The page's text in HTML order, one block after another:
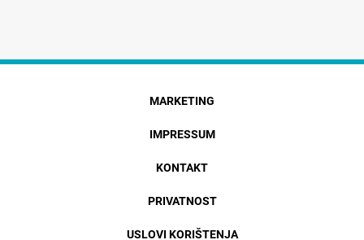
MARKETING
IMPRESSUM
KONTAKT
PRIVATNOST
USLOVI KORIŠTENJA